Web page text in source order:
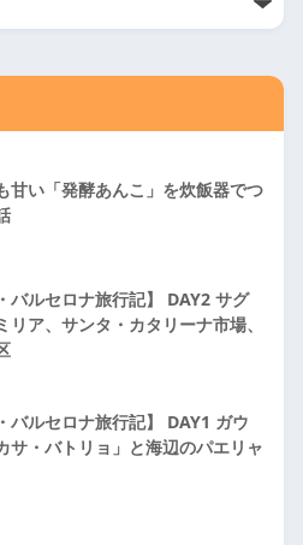
甘い「発酵あんこ」を炊飯器でつ
バルセロナ旅行記】 DAY2 サグ
リア、サンタ・カタリーナ市場、
バルセロナ旅行記】 DAY1 ガウ
サ・バトリョ」と海辺のパエリャ